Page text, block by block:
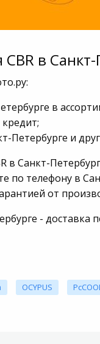
в
в
Петербурге и
в Санкт-
по телефону в
от
-
OCYPUS